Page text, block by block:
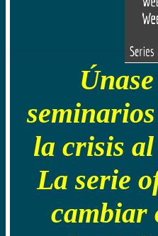
la crisis al
La serie
cambiar